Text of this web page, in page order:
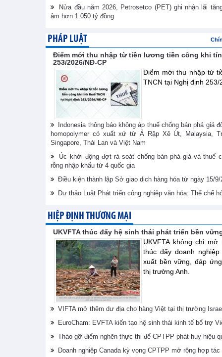
Nửa đầu năm 2026, Petrosetco (PET) ghi nhận lãi
âm hơn 1.050 tỷ đồng
PHÁP LUẬT
Điểm mới thu nhập từ tiền lương tiền công khi
253/2026/NĐ-CP
Điểm mới thu nhập từ
TNCN tại Nghị định
Indonesia thông báo không áp thuế chống bán phá giá
homopolymer có xuất xứ từ Ả Rập Xê Út, Malaysia,
Singapore, Thái Lan và Việt Nam
Úc khởi động đợt rà soát chống bán phá giá và thuế
rỗng nhập khẩu từ 4 quốc gia
Điều kiện thành lập Sở giao dịch hàng hóa từ ngày 15/9/
Dự thảo Luật Phát triển công nghiệp văn hóa: Thể chế
HIỆP ĐỊNH THƯƠNG MẠI
UKVFTA thúc đẩy hệ sinh thái phát triển bền
UKVFTA không chỉ
thúc đẩy doanh
xuất bền vững, đáp
thị trường Anh.
VIFTA mở thêm dư địa cho hàng Việt tại thị trường Israel
EuroCham: EVFTA kiến tạo hệ sinh thái kinh tế bổ trợ
Tháo gỡ điểm nghẽn thực thi để CPTPP phát huy hiệu
Doanh nghiệp Canada kỳ vọng CPTPP mở rộng hợp